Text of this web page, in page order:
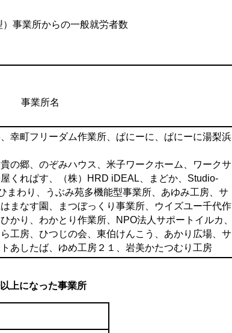
事業所からの一般就労者数
事業所名
幸町フリーダム作業所、ぱにーに、ぱにーに湯梨浜
の郷、のぞみハウス、米子ワークホーム、ワークサ
くれぱす、（株）HRD iDEAL、まどか、Studio-
まわり、うぶみ苑多機能型事業所、あゆみ工房、サ
まなす園、まつぼっくり事業所、ウイズユー千代作
かり、わかとり作業所、NPO法人サポートイルカ、
工房、ひつじの会、東伯けんこう、あかり広場、サ
あしたば、ゆめ工房２１、岩美かたつむり工房
上になった事業所